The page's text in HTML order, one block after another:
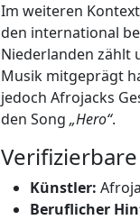
Im weiteren
den international
Niederlanden zählt
Musik mitgeprägt
jedoch Afrojacks
den Song „Hero“.
Künstler:
Beruflicher